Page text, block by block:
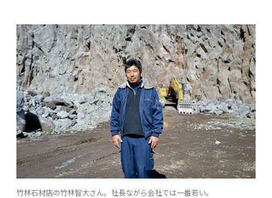
竹林石材店の竹林智大さん。社長ながら会社では一番若い。